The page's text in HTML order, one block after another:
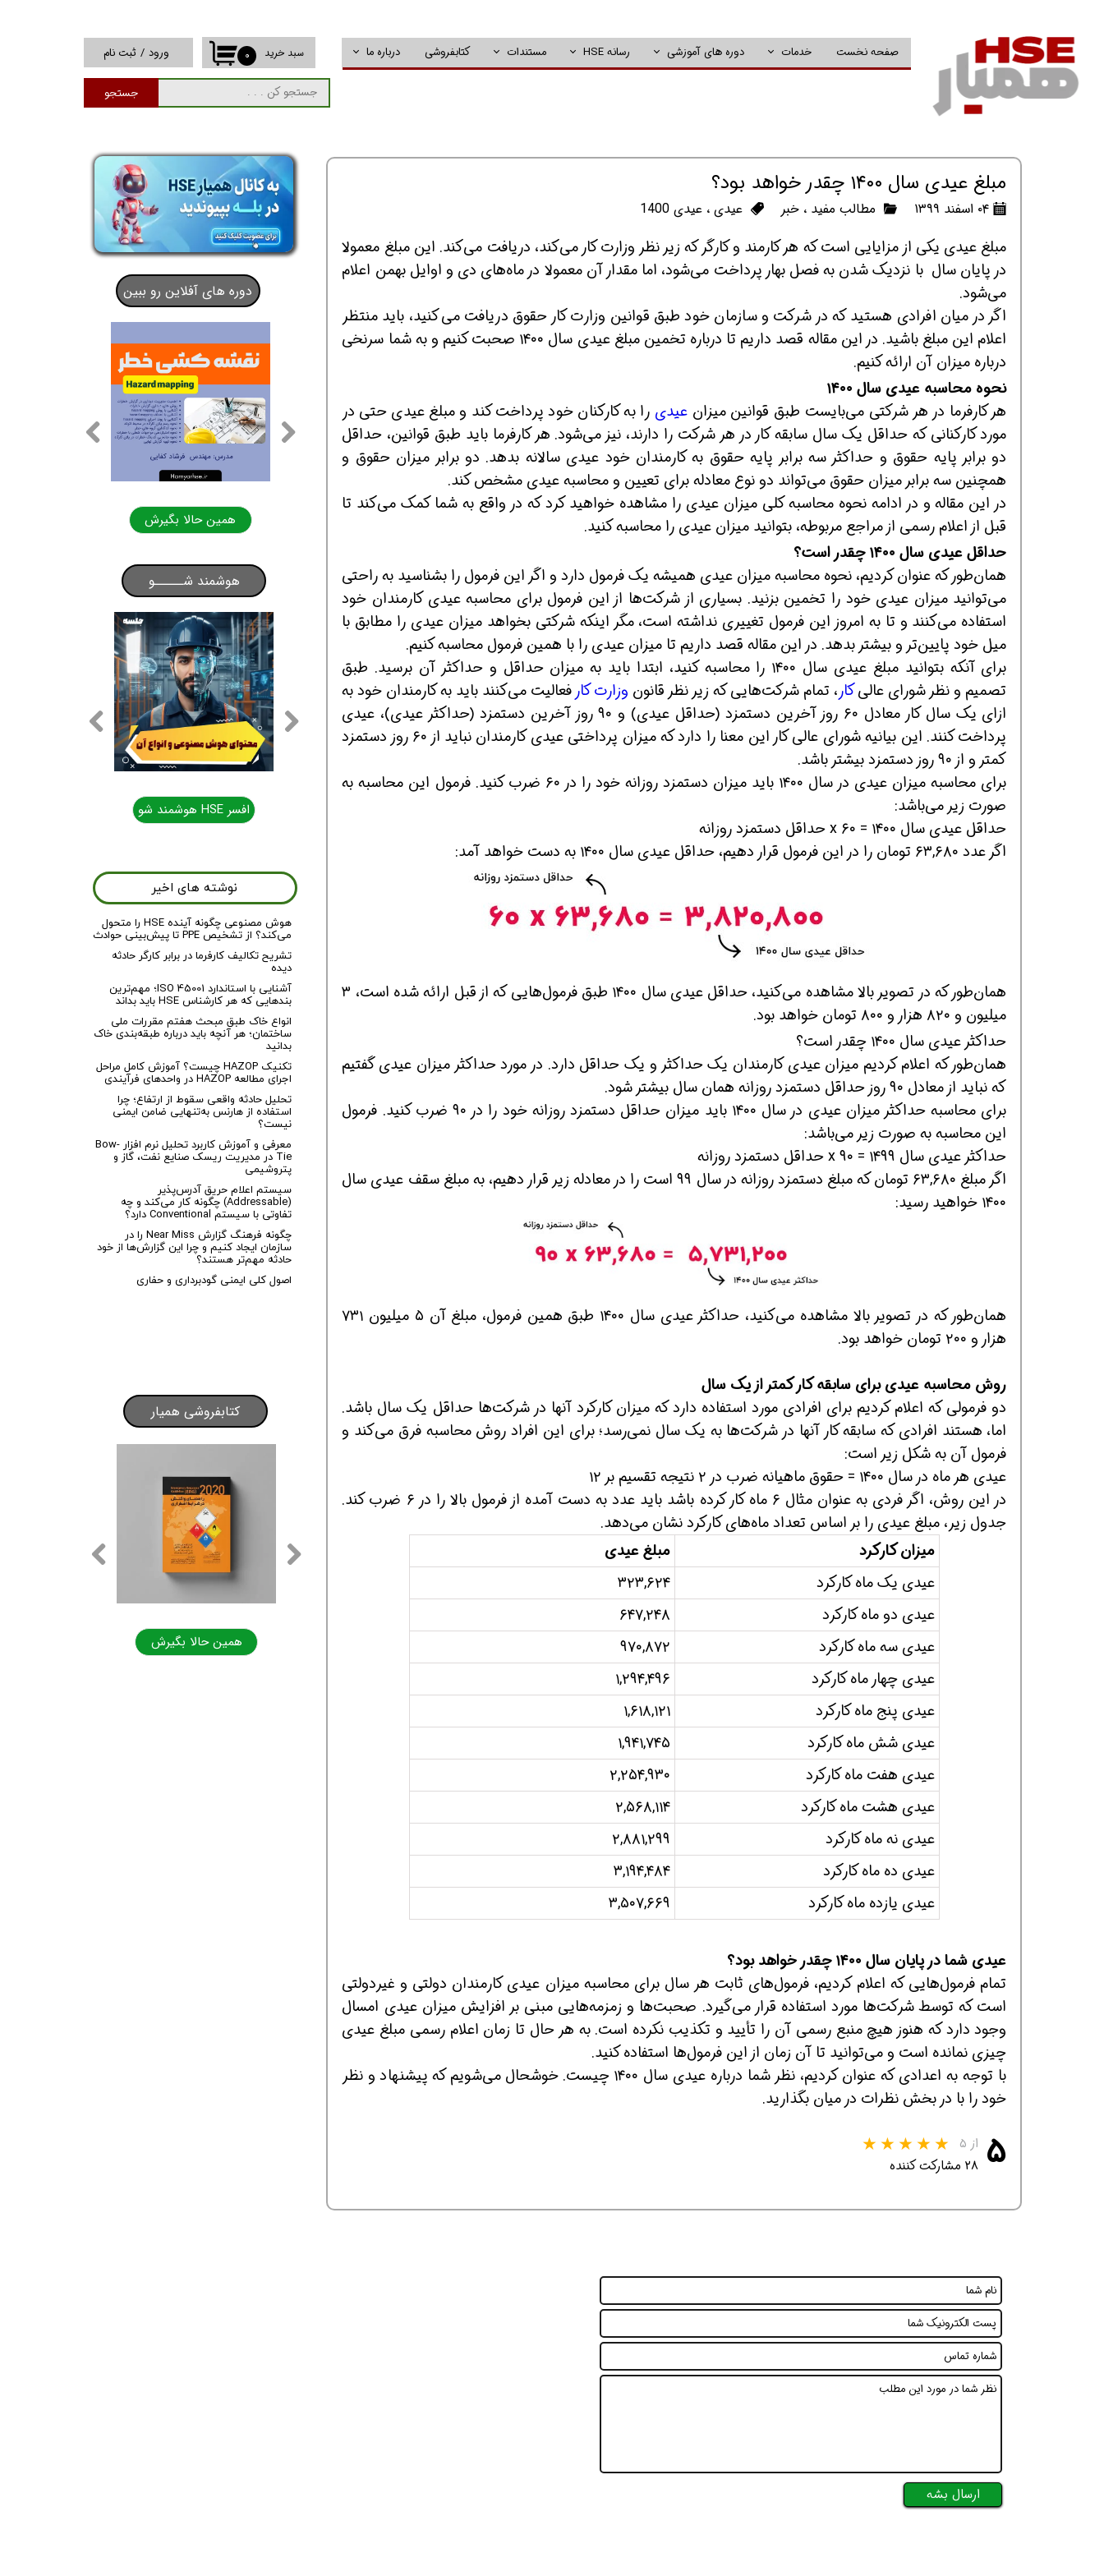
صفحه نخست خدمات دوره های آموزشی رسانه HSE
پادکست Safety Cast
مستندات کتابفروشی درباره ما
جستجو
۰ سبد خرید ورود / ثبت نام
حساب کاربری من
تغییر گذر واژه
خروج از حساب
کاربری
مبلغ عیدی سال ۱۴۰۰ چقدر خواهد بود؟
۰۴ اسفند ۱۳۹۹ مطالب مفید ، خبر عیدی، عیدی 1400
مبلغ عیدی یکی از مزایایی است که هر کارمند و کارگر که زیر نظر وزارت کار می‌کند، دریافت می‌کند. این مبلغ معمولا
در پایان سال با نزدیک شدن به فصل بهار پرداخت می‌شود، اما مقدار آن معمولا در ماه‌های دی و اوایل بهمن اعلام
می‌شود.
اگر در میان افرادی هستید که در شرکت و سازمان خود طبق قوانین وزارت کار حقوق دریافت می‌کنید، باید منتظر
اعلام این مبلغ باشید. در این مقاله قصد داریم تا درباره تخمین مبلغ عیدی سال ۱۴۰۰ صحبت کنیم و به شما سرنخی
درباره میزان آن ارائه کنیم.
نحوه محاسبه عیدی سال ۱۴۰۰
هر کارفرما در هر شرکتی می‌بایست طبق قوانین میزانعیدیرا به کارکنان خود پرداخت کند و مبلغ عیدی حتی در
مورد کارکنانی که حداقل یک سال سابقه کار در هر شرکت را دارند، نیز می‌شود. هر کارفرما باید طبق قوانین، حداقل
دو برابر پایه حقوق و حداکثر سه برابر پایه حقوق به کارمندان خود عیدی سالانه بدهد. دو برابر میزان حقوق و
همچنین سه برابر میزان حقوق می‌تواند دو نوع معادله برای تعیین و محاسبه عیدی مشخص کند.
در این مقاله و در ادامه نحوه محاسبه کلی میزان عیدی را مشاهده خواهید کرد که در واقع به شما کمک می‌کند تا
قبل از اعلام رسمی از مراجع مربوطه، بتوانید میزان عیدی را محاسبه کنید.
حداقل عیدی سال ۱۴۰۰ چقدر است؟
همان‌طور که عنوان کردیم، نحوه محاسبه میزان عیدی همیشه یک فرمول دارد و اگر این فرمول را بشناسید به راحتی
می‌توانید میزان عیدی خود را تخمین بزنید. بسیاری از شرکت‌ها از این فرمول برای محاسبه عیدی کارمندان خود
استفاده می‌کنند و تا به امروز این فرمول تغییری نداشته است، مگر اینکه شرکتی بخواهد میزان عیدی را مطابق با
میل خود پایین‌تر و بیشتر بدهد. در این مقاله قصد داریم تا میزان عیدی را با همین فرمول محاسبه کنیم.
برای آنکه بتوانید مبلغ عیدی سال ۱۴۰۰ را محاسبه کنید، ابتدا باید به میزان حداقل و حداکثر آن برسید. طبق
تصمیم و نظر شورای عالیکار، تمام شرکت‌هایی که زیر نظر قانون وزارت کار فعالیت می‌کنند باید به کارمندان خود به
ازای یک سال کار معادل ۶۰ روز آخرین دستمزد (حداقل عیدی) و ۹۰ روز آخرین دستمزد (حداکثر عیدی)، عیدی
پرداخت کنند. این بیانیه شورای عالی کار این معنا را دارد که میزان پرداختی عیدی کارمندان نباید از ۶۰ روز دستمزد
کمتر و از ۹۰ روز دستمزد بیشتر باشد.
برای محاسبه میزان عیدی در سال ۱۴۰۰ باید میزان دستمزد روزانه خود را در ۶۰ ضرب کنید. فرمول این محاسبه به
صورت زیر می‌باشد:
حداقل عیدی سال ۱۴۰۰ = ۶۰ x حداقل دستمزد روزانه
اگر عدد ۶۳,۶۸۰ تومان را در این فرمول قرار دهیم، حداقل عیدی سال ۱۴۰۰ به دست خواهد آمد:
همان‌طور که در تصویر بالا مشاهده می‌کنید، حداقل عیدی سال ۱۴۰۰ طبق فرمول‌هایی که از قبل ارائه شده است، ۳
میلیون و ۸۲۰ هزار و ۸۰۰ تومان خواهد بود.
حداکثر عیدی سال ۱۴۰۰ چقدر است؟
همان‌طور که اعلام کردیم میزان عیدی کارمندان یک حداکثر و یک حداقل دارد. در مورد حداکثر میزان عیدی گفتیم
که نباید از معادل ۹۰ روز حداقل دستمزد روزانه همان سال بیشتر شود.
برای محاسبه حداکثر میزان عیدی در سال ۱۴۰۰ باید میزان حداقل دستمزد روزانه خود را در ۹۰ ضرب کنید. فرمول
این محاسبه به صورت زیر می‌باشد:
حداکثر عیدی سال ۱۴۹۹ = ۹۰ x حداقل دستمزد روزانه
اگر مبلغ ۶۳,۶۸۰ تومان که مبلغ دستمزد روزانه در سال ۹۹ است را در معادله زیر قرار دهیم، به مبلغ سقف عیدی سال
۱۴۰۰ خواهید رسید:
همان‌طور که در تصویر بالا مشاهده می‌کنید، حداکثر عیدی سال ۱۴۰۰ طبق همین فرمول، مبلغ آن ۵ میلیون ۷۳۱
هزار و ۲۰۰ تومان خواهد بود.
روش محاسبه عیدی برای سابقه کار کمتر از یک سال
دو فرمولی که اعلام کردیم برای افرادی مورد استفاده دارد که میزان کارکرد آنها در شرکت‌ها حداقل یک سال باشد.
اما، هستند افرادی که سابقه کار آنها در شرکت‌ها به یک سال نمی‌رسد؛ برای این افراد روش محاسبه فرق می‌کند و
فرمول آن به شکل زیر است:
عیدی هر ماه در سال ۱۴۰۰ = حقوق ماهیانه ضرب در ۲ نتیجه تقسیم بر ۱۲
در این روش، اگر فردی به عنوان مثال ۶ ماه کار کرده باشد باید عدد به دست آمده از فرمول بالا را در ۶ ضرب کند.
جدول زیر، مبلغ عیدی را بر اساس تعداد ماه‌های کارکرد نشان می‌دهد.
میزان کارکرد
مبلغ عیدی
عیدی یک ماه کارکرد
۳۲۳,۶۲۴
عیدی دو ماه کارکرد
۶۴۷,۲۴۸
عیدی سه ماه کارکرد
۹۷۰,۸۷۲
عیدی چهار ماه کارکرد
۱,۲۹۴,۴۹۶
عیدی پنج ماه کارکرد
۱,۶۱۸,۱۲۱
عیدی شش ماه کارکرد
۱,۹۴۱,۷۴۵
عیدی هفت ماه کارکرد
۲,۲۵۴,۹۳۰
عیدی هشت ماه کارکرد
۲,۵۶۸,۱۱۴
عیدی نه ماه کارکرد
۲,۸۸۱,۲۹۹
عیدی ده ماه کارکرد
۳,۱۹۴,۴۸۴
عیدی یازده ماه کارکرد
۳,۵۰۷,۶۶۹
عیدی شما در پایان سال ۱۴۰۰ چقدر خواهد بود؟
تمام فرمول‌هایی که اعلام کردیم، فرمول‌های ثابت هر سال برای محاسبه میزان عیدی کارمندان دولتی و غیردولتی
است که توسط شرکت‌ها مورد استفاده قرار می‌گیرد. صحبت‌ها و زمزمه‌هایی مبنی بر افزایش میزان عیدی امسال
وجود دارد که هنوز هیچ منبع رسمی آن را تأیید و تکذیب نکرده است. به هر حال تا زمان اعلام رسمی مبلغ عیدی
چیزی نمانده است و می‌توانید تا آن زمان از این فرمول‌ها استفاده کنید.
با توجه به اعدادی که عنوان کردیم، نظر شما درباره عیدی سال ۱۴۰۰ چیست. خوشحال می‌شویم که پیشنهاد و نظر
خود را با در بخش نظرات در میان بگذارید.
۵ از ۵
۲۸ مشارکت کننده
هوش مصنوعی چگونه آینده HSE را متحول
می‌کند؟ از تشخیص PPE تا پیش‌بینی حوادث
تشریح تکالیف کارفرما در برابر کارگر حادثه
دیده
آشنایی با استاندارد ISO 45001؛ مهم‌ترین
بندهایی که هر کارشناس HSE باید بداند
انواع خاک طبق مبحث هفتم مقررات ملی
ساختمان؛ هر آنچه باید درباره طبقه‌بندی خاک
بدانید
تکنیک HAZOP چیست؟ آموزش کامل مراحل
اجرای مطالعه HAZOP در واحدهای فرآیندی
تحلیل حادثه واقعی سقوط از ارتفاع؛ چرا
استفاده از هارنس به‌تنهایی ضامن ایمنی
نیست؟
معرفی و آموزش کاربرد تحلیل نرم افزار Bow-
Tie در مدیریت ریسک صنایع نفت، گاز و
پتروشیمی
سیستم اعلام حریق آدرس‌پذیر
(Addressable) چگونه کار می‌کند و چه
تفاوتی با سیستم Conventional دارد؟
چگونه فرهنگ گزارش Near Miss را در
سازمان ایجاد کنیم و چرا این گزارش‌ها از خود
حادثه مهم‌تر هستند؟
اصول کلی ایمنی گودبرداری و حفاری
نوشته های اخیر
ارسال بشه
همین حالا بگیرش همین حالا بگیرش همین حالا بگیرش همین حالا بگیرش
دوره های آفلاین رو ببین
کتابفروشی همیار
همین حالا بگیرش همین حالا بگیرش همین حالا بگیرش
هوشمند شـــــو
افسر HSE هوشمند شو افسر HSE هوشمند شو